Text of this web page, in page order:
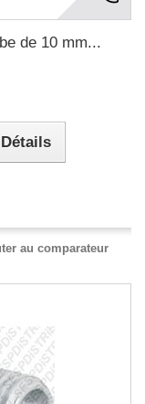
de 10 mm...
Détails
au comparateur